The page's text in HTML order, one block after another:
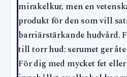
mirakelkur, men en
produkt för den som vill
barriärstärkande hudvård.
till torr hud: serumet ger
För dig med mycket fet